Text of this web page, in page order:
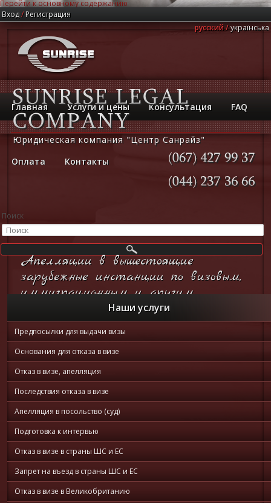
Перейти к основному содержанию
Вход/ Регистрация
русский
українська
Главная Услуги и цены Консультация FAQ
Оплата Контакты
Поиск
Юридическая компания "Центр Санрайз"
Апелляции в вышестоящие
зарубежные инстанции по визовым,
иммиграционным и другим
Он-лайн
консультация
Наши услуги
Предпосылки для выдачи визы
Основания для отказа в визе
Отказ в визе, апелляция
Последствия отказа в визе
Апелляция в посольство (суд)
Подготовка к интервью
Отказ в визе в страны ШС и ЕС
Запрет на въезд в страны ШС и ЕС
Отказ в визе в Великобританию